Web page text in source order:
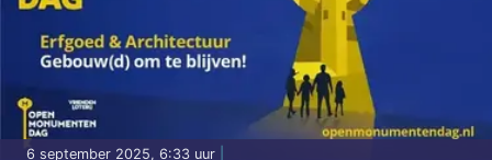
6 september 2025, 6:33 uur